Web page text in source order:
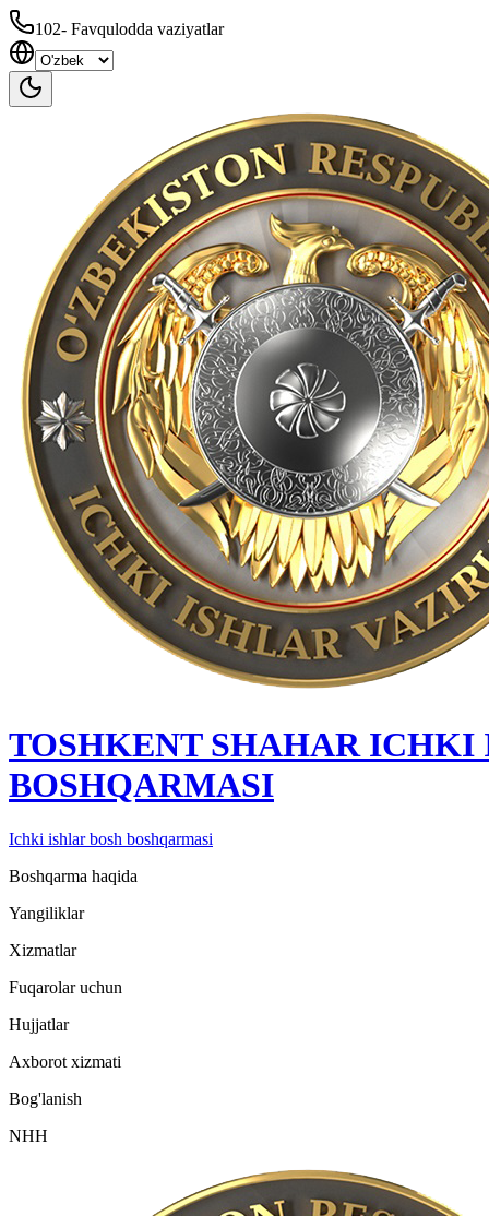
102- Favqulodda vaziyatlar
TOSHKENT SHAHAR IСHKI
BOSHQARMASI
Ichki ishlar bosh boshqarmasi
Boshqarma haqida
Yangiliklar
Xizmatlar
Fuqarolar uchun
Hujjatlar
Axborot xizmati
Bog'lanish
NHH